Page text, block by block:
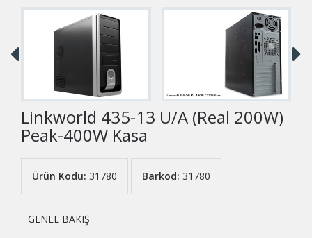
Linkworld 435-13 U/A (Real 200W)
Peak-400W Kasa
Ürün Kodu: 31780 Barkod: 31780
GENEL BAKIŞ